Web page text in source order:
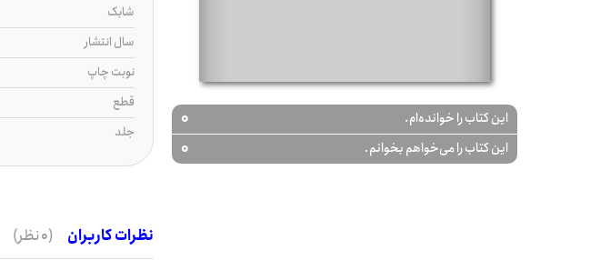
این کتاب را خوانده‌ام. 0
این کتاب را می‌خواهم بخوانم. 0
شابک
سال انتشار
نوبت چاپ
قطع
جلد
نظرات کاربران (0 نظر)